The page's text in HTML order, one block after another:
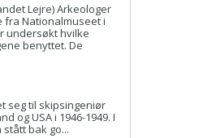
Lejre) Arkeologer
fra Nationalmuseet i
undersøkt hvilke
benyttet. De
seg til skipsingeniør
og USA i 1946-1949. I
bak go...